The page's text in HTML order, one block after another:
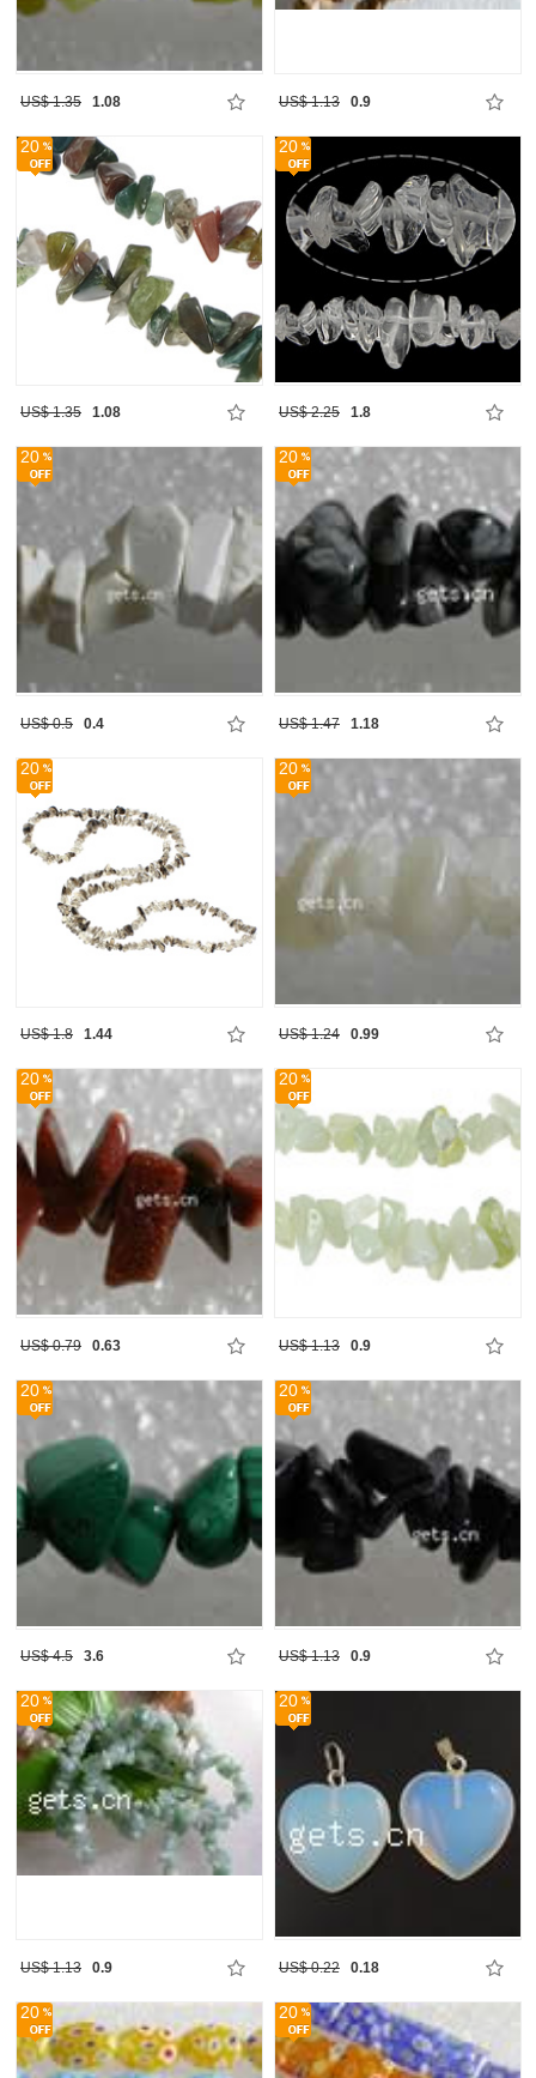
US$ 1.35 1.08 US$ 1.13 0.9
20
US$ 1.35 1.08
20
US$ 2.25 1.8
20
US$ 0.5 0.4
20
US$ 1.47 1.18
20
US$ 1.8 1.44
20
US$ 1.24 0.99
20
US$ 0.79 0.63
20
US$ 1.13 0.9
20
US$ 4.5 3.6
20
US$ 1.13 0.9
20
US$ 1.13 0.9
20
US$ 0.22 0.18
20 20